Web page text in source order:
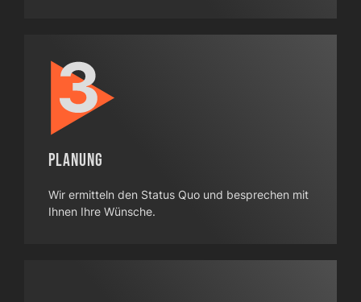
Planung
Wir ermitteln den Status Quo und besprechen mit
Ihnen Ihre Wünsche.